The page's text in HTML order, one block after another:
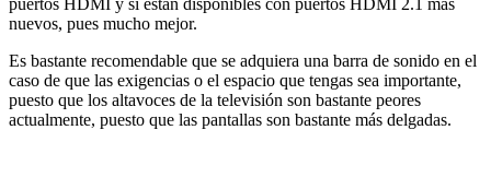
nuevos, pues mucho mejor.
Es bastante recomendable que se adquiera una barra de sonido en el
caso de que las exigencias o el espacio que tengas sea importante,
puesto que los altavoces de la televisión son bastante peores
actualmente, puesto que las pantallas son bastante más delgadas.